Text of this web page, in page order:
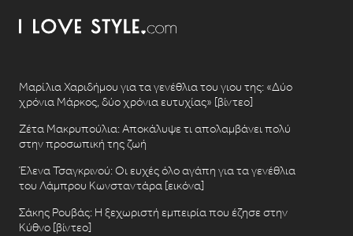
Μαρίλια Χαριδήμου για τα γενέθλια του γιου της: «Δύο
χρόνια Μάρκος, δύο χρόνια ευτυχίας» [βίντεο]
Ζέτα Μακρυπούλια: Αποκάλυψε τι απολαμβάνει πολύ
στην προσωπική της ζωή
Έλενα Τσαγκρινού: Οι ευχές όλο αγάπη για τα γενέθλια
του Λάμπρου Κωνσταντάρα [εικόνα]
Σάκης Ρουβάς: Η ξεχωριστή εμπειρία που έζησε στην
Κύθνο [βίντεο]